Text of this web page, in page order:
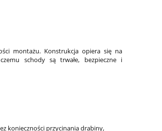
montażu. Konstrukcja opiera się na
schody są trwałe, bezpieczne i
konieczności przycinania drabiny,